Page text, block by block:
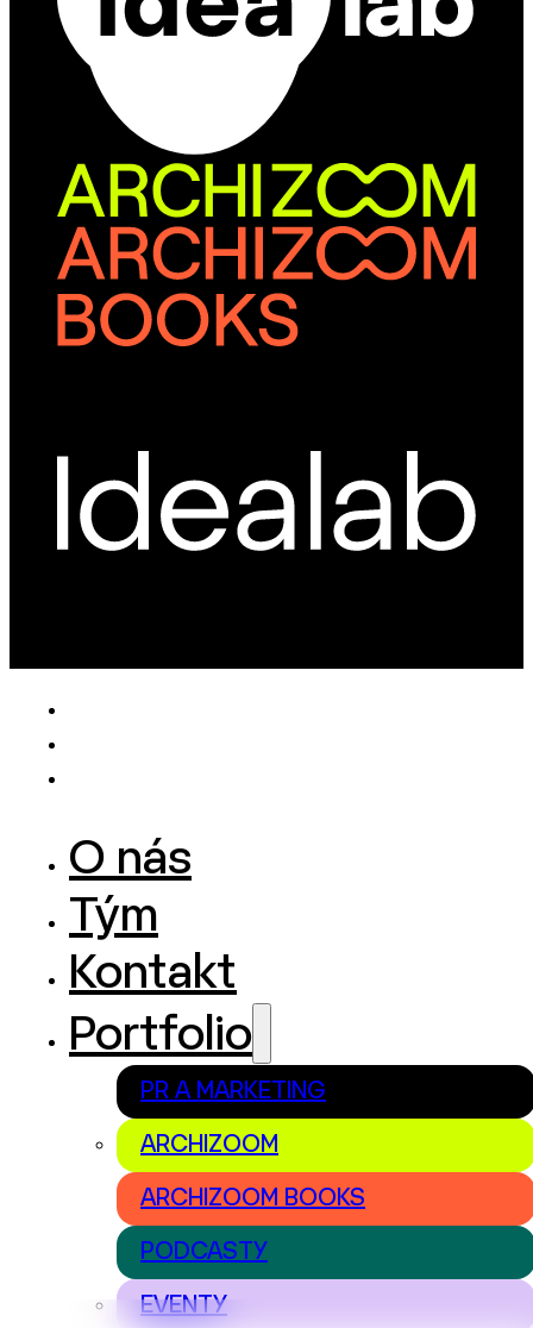
O nás
Tým
Kontakt
Portfolio
PR A MARKETING
ARCHIZOOM
ARCHIZOOM BOOKS
PODCASTY
EVENTY